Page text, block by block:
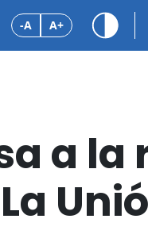
-A A+
a la